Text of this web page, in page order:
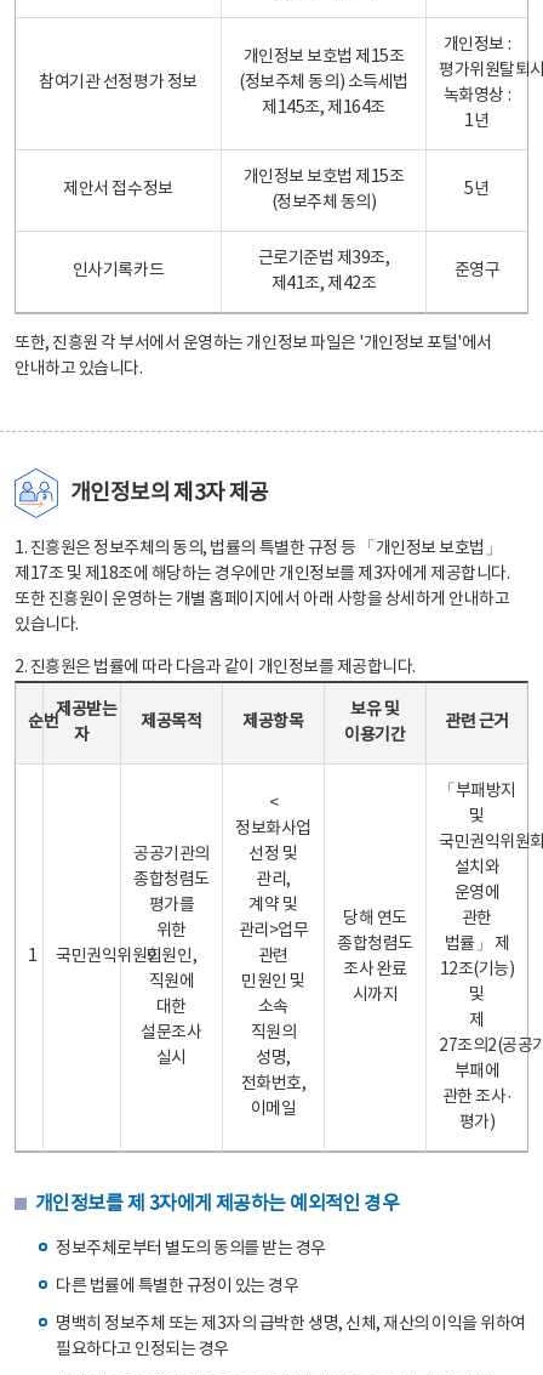
참여기관 선정평가 정보
개인정보 보호법 제15조
(정보주체 동의) 소득세법
제145조, 제164조
개인정보 :
평가위원탈퇴
녹화영상 :
1년
제안서 접수정보
개인정보 보호법 제15조
(정보주체 동의)
5년
인사기록카드
근로기준법 제39조,
제41조, 제42조
준영구
또한, 진흥원 각 부서에서 운영하는 개인정보 파일은 '개인정보 포털'에서
안내하고 있습니다.
개인정보의 제3자 제공
1. 진흥원은 정보주체의 동의, 법률의 특별한 규정 등 「개인정보 보호법」
제17조 및 제18조에 해당하는 경우에만 개인정보를 제3자에게 제공합니다.
또한 진흥원이 운영하는 개별 홈페이지에서 아래 사항을 상세하게 안내하고
있습니다.
2. 진흥원은 법률에 따라 다음과 같이 개인정보를 제공합니다.
순번
제공받는
자
제공목적 제공항목
보유 및
이용기간
관련 근거
1 국민권익위원회
공공기관의
종합청렴도
평가를
위한
민원인,
직원에
대한
설문조사
실시
<
정보화사업
선정 및
관리,
계약 및
관리>업무
관련
민원인 및
소속
직원의
성명,
전화번호,
이메일
당해 연도
종합청렴도
조사 완료
시까지
「부패방지
및
국민권익위원
설치와
운영에
관한
법률」 제
12조(기능)
및
제
27조의2(공공
부패에
관한 조사·
평가)
개인정보를 제 3자에게 제공하는 예외적인 경우
정보주체로부터 별도의 동의를 받는 경우
다른 법률에 특별한 규정이 있는 경우
명백히 정보주체 또는 제3자의 급박한 생명, 신체, 재산의 이익을 위하여
필요하다고 인정되는 경우